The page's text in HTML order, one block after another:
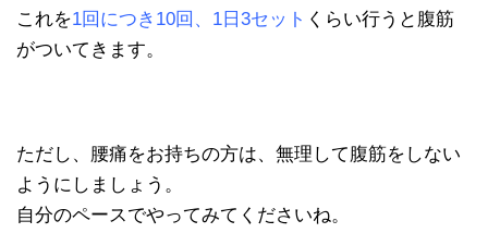
これを1回につき10回、1日3セット くらい行うと腹筋
がついてきます。
ただし、腰痛をお持ちの方は、無理して腹筋をしない
ようにしましょう。
自分のペースでやってみてくださいね。